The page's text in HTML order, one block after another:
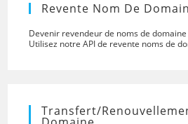
Revente Nom De
Devenir revendeur de noms de domaine
Utilisez notre API de revente noms de
Transfert/